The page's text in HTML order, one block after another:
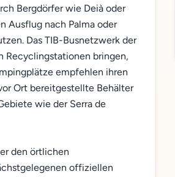
Bergdörfer wie Deià oder
Ausflug nach Palma oder
Das TIB-Busnetzwerk der
Recyclingstationen bringen,
empfehlen ihren
Ort bereitgestellte Behälter
wie der Serra de
den örtlichen
offiziellen